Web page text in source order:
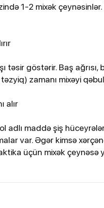
1-2 mixək
təsir göstərir. Baş
zamanı mixəyi
alır
adlı maddə şiş
var. Əgər kimsə
üçün mixək çeynəsə